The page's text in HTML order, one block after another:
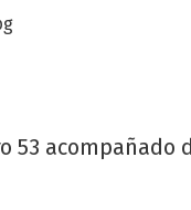
53 acompañado